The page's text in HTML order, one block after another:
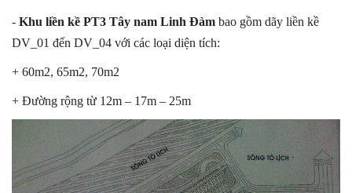
- Khu liền kề PT3 Tây nam Linh Đàm bao gồm dãy liền kề
DV_01 đến DV_04 với các loại diện tích:
+ 60m2, 65m2, 70m2
+ Đường rộng từ 12m – 17m – 25m